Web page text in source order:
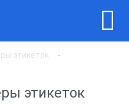
этикеток
этикеток